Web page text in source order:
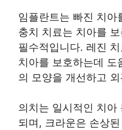
임플란트는 빠진 치아
충치 치료는 치아를
필수적입니다. 레진
치아를 보호하는데 도
의 모양을 개선하고
의치는 일시적인 치아
되며, 크라운은 손상